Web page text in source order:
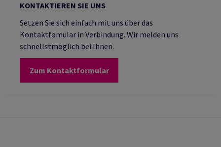
KONTAKTIEREN SIE UNS
Setzen Sie sich einfach mit uns über das
Kontaktfomular in Verbindung. Wir melden uns
schnellstmöglich bei Ihnen.
Zum Kontaktformular